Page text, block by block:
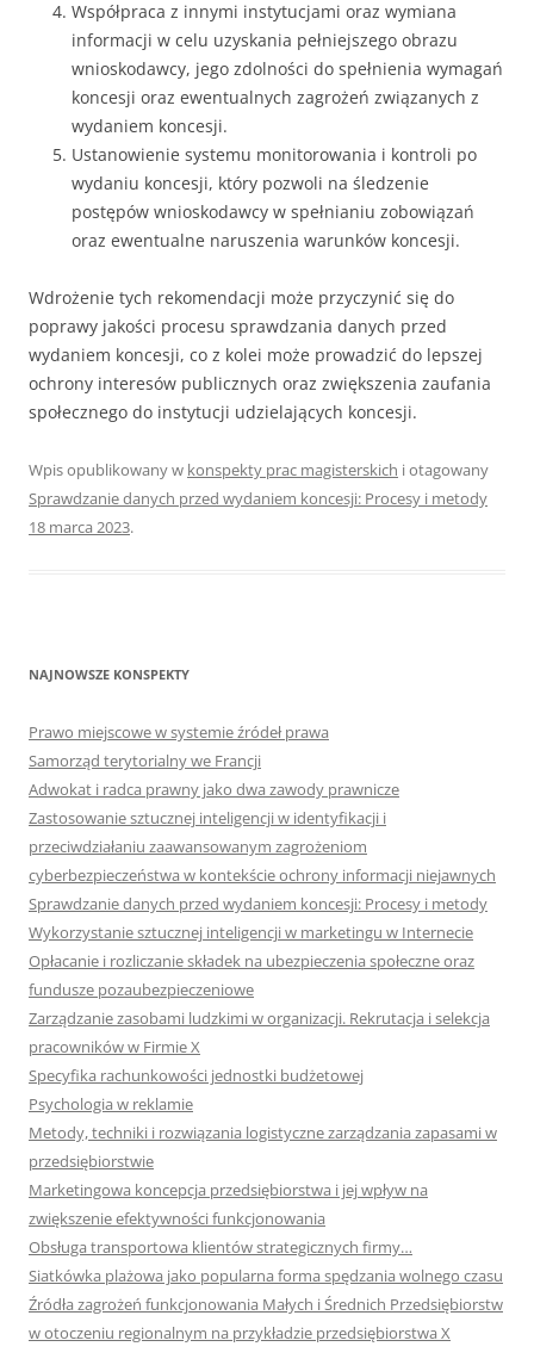
Współpraca z innymi instytucjami oraz wymiana
informacji w celu uzyskania pełniejszego obrazu
wnioskodawcy, jego zdolności do spełnienia wymagań
koncesji oraz ewentualnych zagrożeń związanych z
wydaniem koncesji.
Ustanowienie systemu monitorowania i kontroli po
wydaniu koncesji, który pozwoli na śledzenie
postępów wnioskodawcy w spełnianiu zobowiązań
oraz ewentualne naruszenia warunków koncesji.
Wdrożenie tych rekomendacji może przyczynić się do
poprawy jakości procesu sprawdzania danych przed
wydaniem koncesji, co z kolei może prowadzić do lepszej
ochrony interesów publicznych oraz zwiększenia zaufania
społecznego do instytucji udzielających koncesji.
Wpis opublikowany w konspekty prac magisterskich i otagowany
Sprawdzanie danych przed wydaniem koncesji: Procesy i metody
18 marca 2023.
NAJNOWSZE KONSPEKTY
Prawo miejscowe w systemie źródeł prawa
Samorząd terytorialny we Francji
Adwokat i radca prawny jako dwa zawody prawnicze
Zastosowanie sztucznej inteligencji w identyfikacji i
przeciwdziałaniu zaawansowanym zagrożeniom
cyberbezpieczeństwa w kontekście ochrony informacji niejawnych
Sprawdzanie danych przed wydaniem koncesji: Procesy i metody
Wykorzystanie sztucznej inteligencji w marketingu w Internecie
Opłacanie i rozliczanie składek na ubezpieczenia społeczne oraz
fundusze pozaubezpieczeniowe
Zarządzanie zasobami ludzkimi w organizacji. Rekrutacja i selekcja
pracowników w Firmie X
Specyfika rachunkowości jednostki budżetowej
Psychologia w reklamie
Metody, techniki i rozwiązania logistyczne zarządzania zapasami w
przedsiębiorstwie
Marketingowa koncepcja przedsiębiorstwa i jej wpływ na
zwiększenie efektywności funkcjonowania
Obsługa transportowa klientów strategicznych firmy…
Siatkówka plażowa jako popularna forma spędzania wolnego czasu
Źródła zagrożeń funkcjonowania Małych i Średnich Przedsiębiorstw
w otoczeniu regionalnym na przykładzie przedsiębiorstwa X